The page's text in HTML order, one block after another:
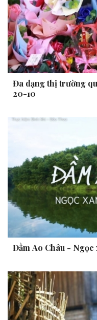
Đa dạng thị trường
20-10
Đầm Ao Châu - Ngọc